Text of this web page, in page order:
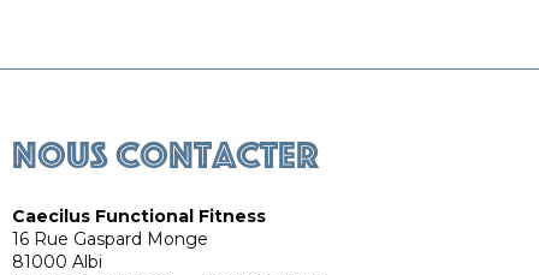
Nous contacter
Caecilus Functional Fitness
16 Rue Gaspard Monge
81000 Albi